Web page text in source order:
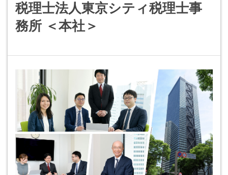
税理士法人東京シティ税理士事
務所 ＜本社＞